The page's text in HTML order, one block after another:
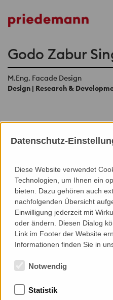
Godo Zabur
M.Eng. Facade Design
Design | Research &
Add to Contacts (Download
Memberships
Datenschutz-
Diese Website verwendet
Technologien, um Ihnen ein
bieten. Dazu gehören auch
nachfolgenden Übersicht
Einwilligung jederzeit mit
oder ändern. Diesen Dialog
Link im Footer der Website
Informationen finden Sie in
Notwendig
Statistik